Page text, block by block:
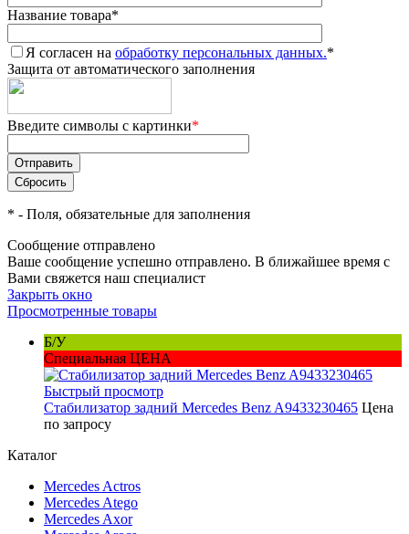
Название товара*
Я согласен на обработку персональных данных.*
Защита от автоматического заполнения
Введите символы с картинки*
* - Поля, обязательные для заполнения
Сообщение отправлено
Ваше сообщение успешно отправлено. В ближайшее время с
Вами свяжется наш специалист
Закрыть окно
Просмотренные товары
Б/У
Специальная ЦЕНА
Быстрый просмотр
Стабилизатор задний Mercedes Benz A9433230465 Цена
по запросу
Каталог
Mercedes Actros
Mercedes Atego
Mercedes Axor